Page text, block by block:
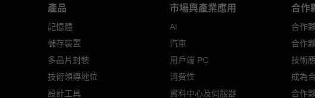
產品
記憶體
儲存裝置
多晶片封裝
技術領導地位
設計工具
市場與產業應用
AI
汽車
用戶端 PC
消費性
資料中心及伺服器
合作
合作
合作
技術
成為
合作